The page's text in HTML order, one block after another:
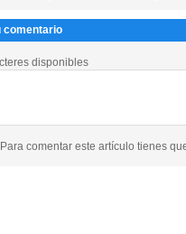
comentario
disponibles
Para comentar este artículo tienes